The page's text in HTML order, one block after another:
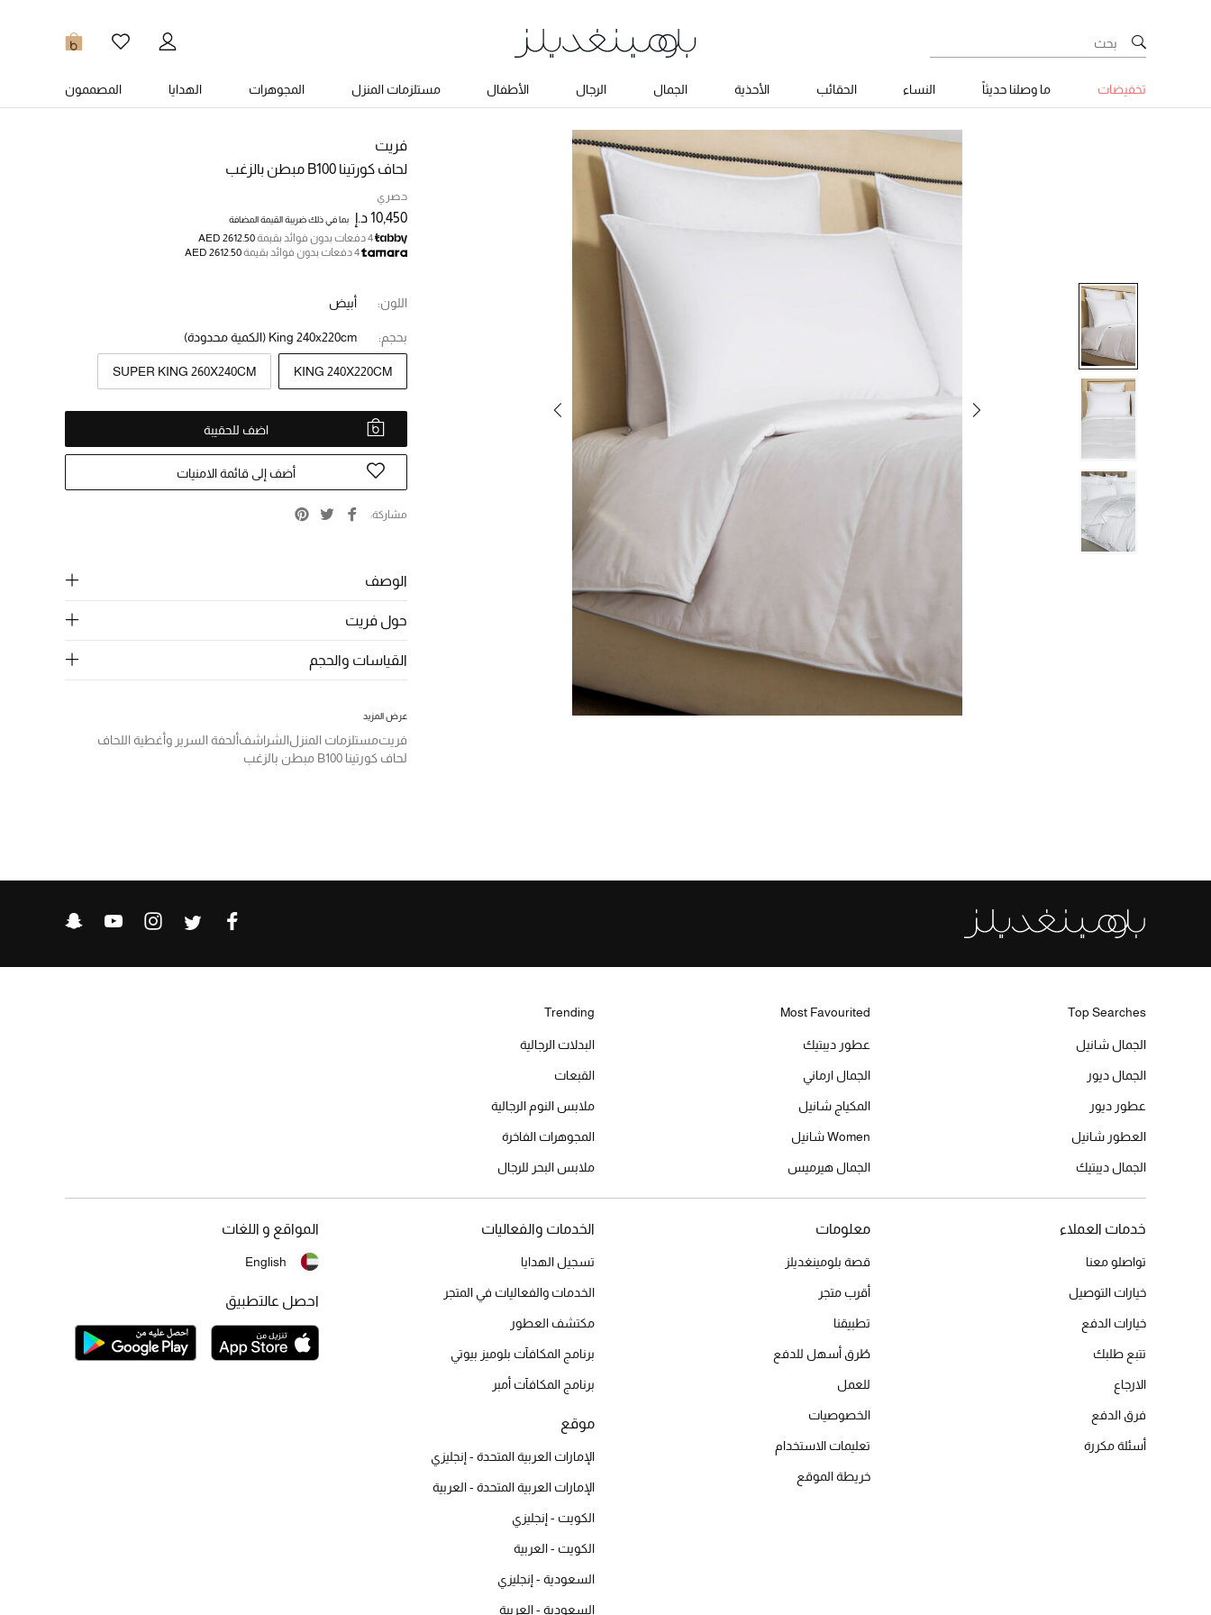
0
تخفيضات ما وصلنا حديثاً النساء الحقائب الأحذية الجمال الرجال الأطفال مستلزمات المنزل المجوهرات الهدايا المصممون
فريت
لحاف كورتينا B100 مبطن بالزغب
حصري
10,450 د.إ بما في ذلك ضريبة القيمة المضافة
4 دفعات بدون فوائد بقيمة
AED 2612.50
4 دفعات بدون فوائد بقيمة
AED 2612.50
اللون: أبيض
بحجم: King 240x220cm (الكمية محدودة)
KING 240X220CM
SUPER KING 260X240CM
اضف للحقيبة
أضف إلى قائمة الامنيات
مشاركة
الوصف
حول فريت
القياسات والحجم
عرض المزيد
فريتمستلزمات المنزلالشراشفألحفة السرير وأغطية اللحاف
لحاف كورتينا B100 مبطن بالزغب
Top Searches
الجمال شانيل
الجمال ديور
عطور ديور
العطور شانيل
الجمال ديبتيك
Most Favourited
عطور ديبتيك
الجمال ارماني
المكياج شانيل
Women شانيل
الجمال هيرميس
Trending
البدلات الرجالية
القبعات
ملابس النوم الرجالية
المجوهرات الفاخرة
ملابس البحر للرجال
خدمات العملاء
تواصلو معنا
خيارات التوصيل
خيارات الدفع
تتبع طلبك
الارجاع
فرق الدفع
أسئلة مكررة
معلومات
قصة بلومينغديلز
أقرب متجر
تطبيقنا
طُرق أسهل للدفع
للعمل
الخصوصيات
تعليمات الاستخدام
خريطة الموقع
الخدمات والفعاليات
تسجيل الهدايا
الخدمات والفعاليات في المتجر
مكتشف العطور
برنامج المكافآت بلوميز بيوتي
برنامج المكافآت أمبر
موقع
الإمارات العربية المتحدة - إنجليزي
الإمارات العربية المتحدة - العربية
الكويت - إنجليزي
الكويت - العربية
السعودية - إنجليزي
السعودية - العربية
المواقع و اللغات
English
احصل عالتطبيق